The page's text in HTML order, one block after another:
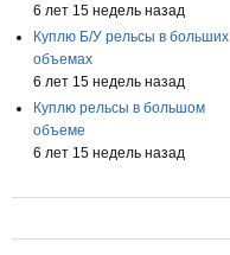
6 лет 15 недель назад
Куплю Б/У рельсы в больших
объемах
6 лет 15 недель назад
Куплю рельсы в большом
объеме
6 лет 15 недель назад